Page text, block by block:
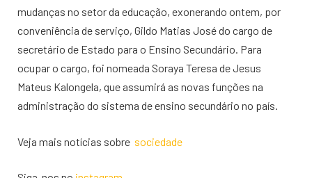
mudanças no setor da educação, exonerando ontem, por
conveniência de serviço, Gildo Matias José do cargo de
secretário de Estado para o Ensino Secundário. Para
ocupar o cargo, foi nomeada Soraya Teresa de Jesus
Mateus Kalongela, que assumirá as novas funções na
administração do sistema de ensino secundário no país.
Veja mais notícias sobre sociedade